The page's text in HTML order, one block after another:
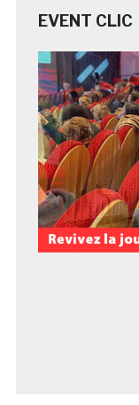
EVENT CLIC